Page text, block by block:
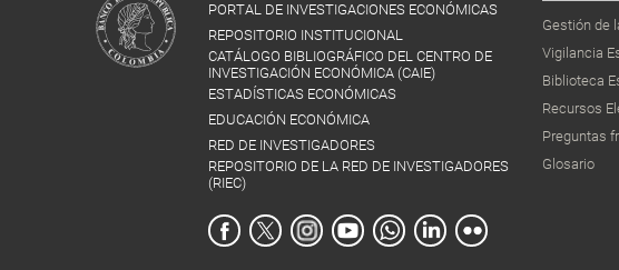
PORTAL DE INVESTIGACIONES ECONÓMICAS
REPOSITORIO INSTITUCIONAL
CATÁLOGO BIBLIOGRÁFICO DEL CENTRO DE
INVESTIGACIÓN ECONÓMICA (CAIE)
ESTADÍSTICAS ECONÓMICAS
EDUCACIÓN ECONÓMICA
RED DE INVESTIGADORES
REPOSITORIO DE LA RED DE INVESTIGADORES
(RIEC)
Gestión de
Vigilancia
Biblioteca
Recursos
Preguntas
Glosario